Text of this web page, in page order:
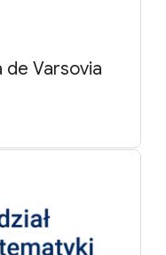
de Varsovia